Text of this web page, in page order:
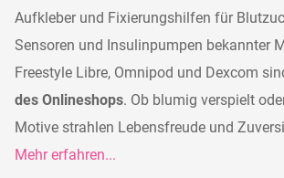
Aufkleber und Fixierungshilfen für
Sensoren und Insulinpumpen bekannter
Freestyle Libre, Omnipod und Dexcom
des Onlineshops. Ob blumig verspielt
Motive strahlen Lebensfreude und
Mehr erfahren...